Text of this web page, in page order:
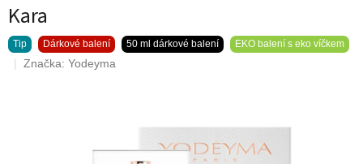
Kara
Tip Dárkové balení 50 ml dárkové balení EKO balení s eko víčkem
Značka: Yodeyma